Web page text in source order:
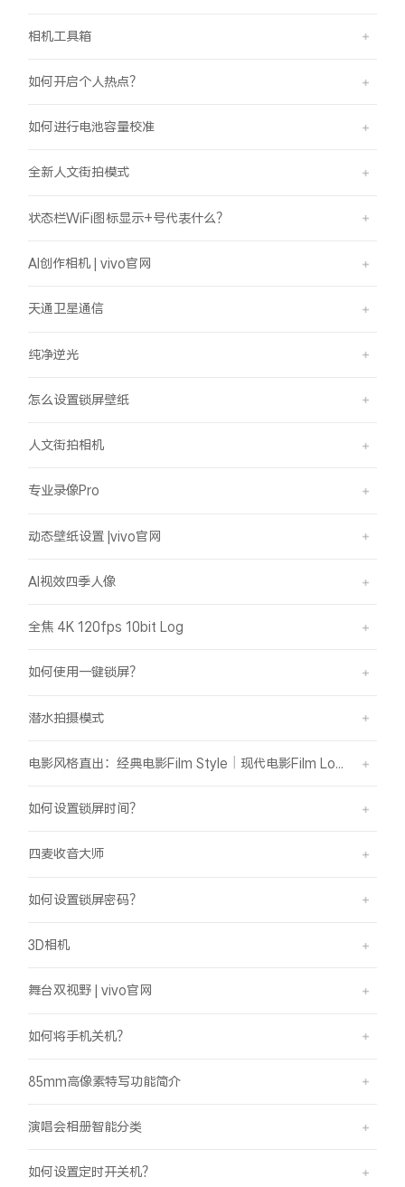
相机工具箱
如何开启个人热点？
如何进行电池容量校准
全新人文街拍模式
状态栏WiFi图标显示+号代表什么？
AI创作相机 | vivo官网
天通卫星通信
纯净逆光
怎么设置锁屏壁纸
人文街拍相机
专业录像Pro
动态壁纸设置 |vivo官网
AI视效四季人像
全焦 4K 120fps 10bit Log
如何使用一键锁屏？
潜水拍摄模式
如何设置锁屏时间？
四麦收音大师
如何设置锁屏密码？
3D相机
舞台双视野 | vivo官网
如何将手机关机？
85mm高像素特写功能简介
演唱会相册智能分类
如何设置定时开关机？